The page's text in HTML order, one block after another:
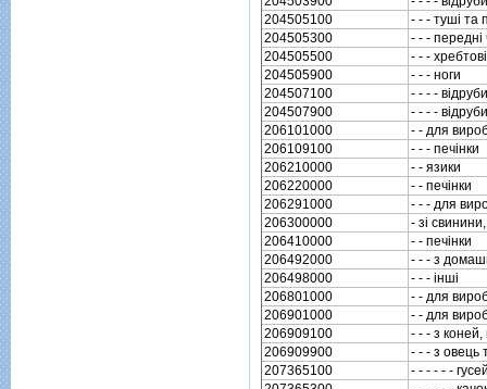
204505100
- - - тушi та
204505300
- - - переднi
204505500
- - -
204505900
- - - ноги
204507100
- - - -
204507900
- - - -
206101000
- - для
206109100
- - - печiнки
206210000
- - язики
206220000
- - печiнки
206291000
- - - для
206300000
- зi
206410000
- - печiнки
206492000
- - - з
206498000
- - - iншi
206801000
- - для
206901000
- - для
206909100
- - - з
206909900
- - - з овець
207365100
- - - - - -